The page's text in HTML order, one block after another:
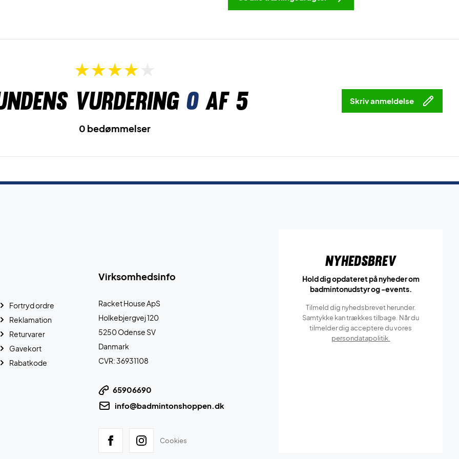
vurdering 0af 5 Skriv anmeldelse
0 bedømmelser
Virksomhedsinfo
Racket House ApS
Holkebjergvej 120
5250 Odense SV
Danmark
CVR: 36931108
65906690
info@badmintonshoppen.dk
Cookies
Fortryd ordre
Reklamation
Returvarer
Gavekort
Rabatkode
Nyhedsbrev
Hold dig opdateret på nyheder om
badmintonudstyr og -events.
Tilmeld dig nyhedsbrevet herunder.
Samtykke kan trækkes tilbage. Når du
tilmelder dig acceptere du vores
persondatapolitik.